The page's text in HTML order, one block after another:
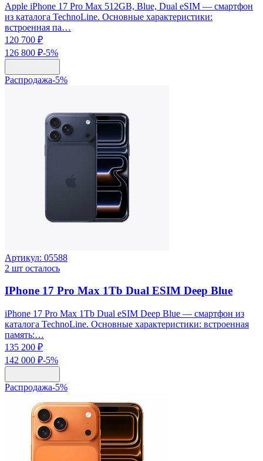
Apple iPhone 17 Pro Max 512GB, Blue, Dual eSIM — смартфон
из каталога TechnoLine. Основные характеристики:
встроенная па…
120 700 ₽
126 800 ₽-5%
Распродажа-5%
Артикул: 05588
2 шт осталось
IPhone 17 Pro Max 1Tb Dual ESIM Deep Blue
iPhone 17 Pro Max 1Tb Dual eSIM Deep Blue — смартфон из
каталога TechnoLine. Основные характеристики: встроенная
память:…
135 200 ₽
142 000 ₽-5%
Распродажа-5%